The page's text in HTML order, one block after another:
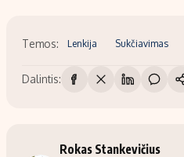
Temos: Lenkija Sukčiavimas
Dalintis:
Rokas Stankevičius